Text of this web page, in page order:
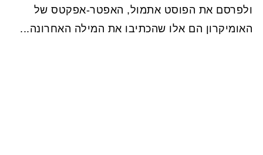
ולפרסם את הפוסט אתמול, האפטר-אפקטס של
האומיקרון הם אלו שהכתיבו את המילה האחרונה...